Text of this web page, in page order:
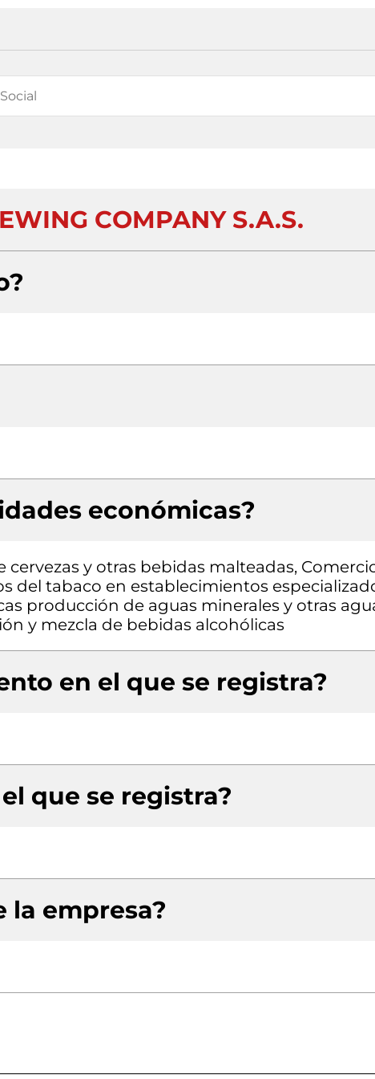
COMPANY S.A.S.
económicas?
y otras bebidas malteadas,
del tabaco en establecimientos
producción de aguas minerales y otras
y mezcla de bebidas alcohólicas
en el que se registra?
que se registra?
la empresa?